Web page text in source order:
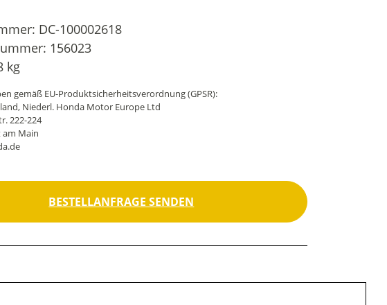
DC-100002618
156023
kg
gemäß EU-Produktsicherheitsverordnung (GPSR):
Niederl. Honda Motor Europe Ltd
222-224
am Main
BESTELLANFRAGE SENDEN